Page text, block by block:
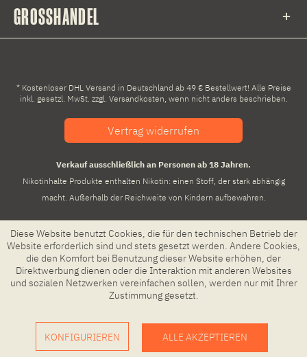
GROSSHANDEL
* Kostenloser DHL Versand in Deutschland ab 49 € Bestellwert! Alle Preise
inkl. gesetzl. MwSt. zzgl. Versandkosten, wenn nicht anders beschrieben.
Vertrag widerrufen
Verkauf ausschließlich an Personen ab 18 Jahren.
Nikotinhalte Produkte enthalten Nikotin: einen Stoff, der stark abhängig
macht. Außerhalb der Reichweite von Kindern aufbewahren.
Diese Website benutzt Cookies, die für den technischen Betrieb der
Website erforderlich sind und stets gesetzt werden. Andere Cookies,
die den Komfort bei Benutzung dieser Website erhöhen, der
Direktwerbung dienen oder die Interaktion mit anderen Websites
und sozialen Netzwerken vereinfachen sollen, werden nur mit Ihrer
Zustimmung gesetzt.
KONFIGURIEREN ALLE AKZEPTIEREN